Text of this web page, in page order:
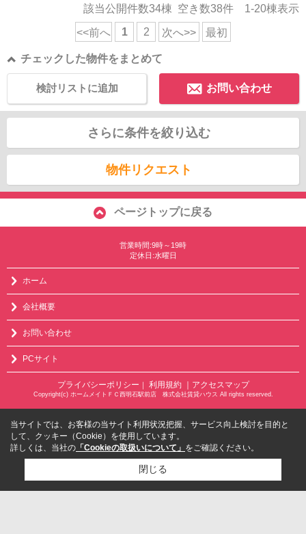
該当公開件数34棟 空き数38件 1-20棟表示
<<前へ 1 2 次へ>> 最初
チェックした物件をまとめて
お問い合わせ
検討リストに追加
さらに条件を絞り込む
物件リクエスト
ページトップに戻る
営業時間:9時～19時
定休日:水曜日
ホーム
会社概要
お問い合わせ
PCサイト
プライバシーポリシー ｜ 利用規約 ｜アクセスマップ
Copyright(c) ホームメイトＦＣ西明石駅前店 株式会社賃貸ハウス All rights reserved.
当サイトでは、お客様の当サイト利用状況把握、サービス向上検討を目的と
して、クッキー（Cookie）を使用しています。
詳しくは、当社の 「Cookieの取扱いについて」 をご確認ください。
閉じる